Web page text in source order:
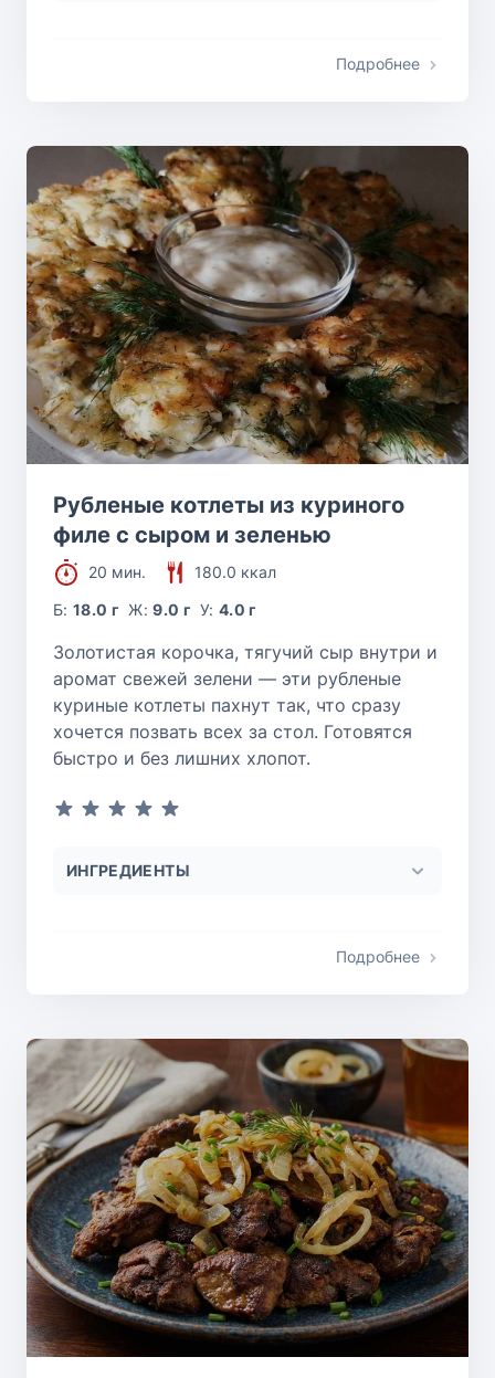
Подробнее
Рубленые котлеты из куриного
филе с сыром и зеленью
20 мин.
180.0 ккал
Б:18.0 г Ж:9.0 г У:4.0 г
Золотистая корочка, тягучий сыр внутри и
аромат свежей зелени — эти рубленые
куриные котлеты пахнут так, что сразу
хочется позвать всех за стол. Готовятся
быстро и без лишних хлопот.
ИНГРЕДИЕНТЫ
Подробнее